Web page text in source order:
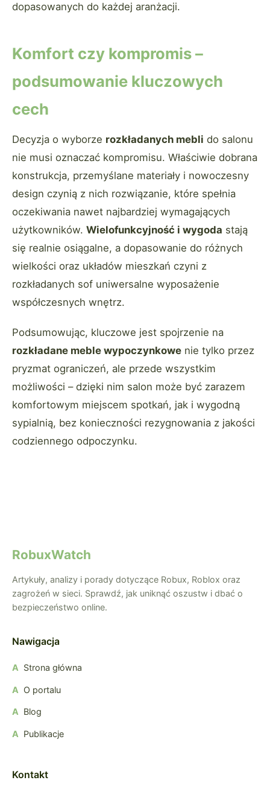
dopasowanych do każdej aranżacji.
Komfort czy kompromis –
podsumowanie kluczowych
cech
Decyzja o wyborze rozkładanych mebli do salonu
nie musi oznaczać kompromisu. Właściwie dobrana
konstrukcja, przemyślane materiały i nowoczesny
design czynią z nich rozwiązanie, które spełnia
oczekiwania nawet najbardziej wymagających
użytkowników. Wielofunkcyjność i wygoda stają
się realnie osiągalne, a dopasowanie do różnych
wielkości oraz układów mieszkań czyni z
rozkładanych sof uniwersalne wyposażenie
współczesnych wnętrz.
Podsumowując, kluczowe jest spojrzenie na
rozkładane meble wypoczynkowe nie tylko przez
pryzmat ograniczeń, ale przede wszystkim
możliwości – dzięki nim salon może być zarazem
komfortowym miejscem spotkań, jak i wygodną
sypialnią, bez konieczności rezygnowania z jakości
codziennego odpoczynku.
RobuxWatch
Artykuły, analizy i porady dotyczące Robux, Roblox oraz
zagrożeń w sieci. Sprawdź, jak uniknąć oszustw i dbać o
bezpieczeństwo online.
Nawigacja
Strona główna
O portalu
Blog
Publikacje
Kontakt